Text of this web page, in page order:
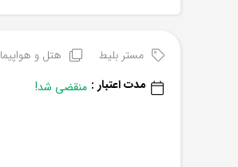
مستر بلیط
هتل و هواپیما
مدت اعتبار : منقضی شد!